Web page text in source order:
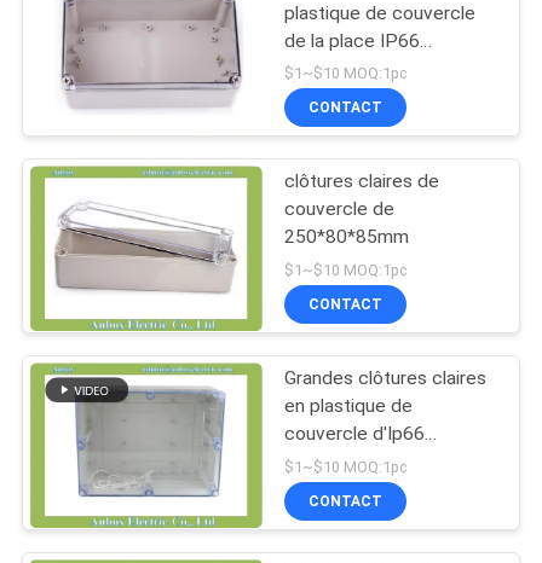
DEMANDEZ
UNE
CITATION
SHOPPING ONLINE
PLAN
DU
SITE
PRIVACY
POLICY
plastique de couvercle
de la place IP66
250*150*130mm
$1~$10 MOQ:1pc
CONTACT
clôtures claires de
couvercle de
250*80*85mm
$1~$10 MOQ:1pc
CONTACT
Grandes clôtures claires
en plastique de
couvercle d'Ip66
320*240*140mm
$1~$10 MOQ:1pc
CONTACT